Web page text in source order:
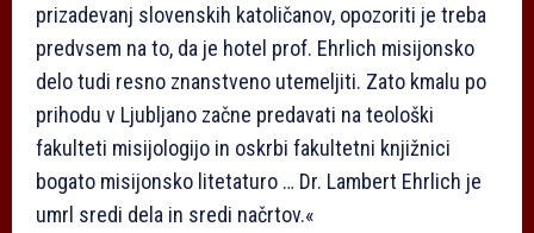
prizadevanj slovenskih katoličanov, opozoriti je treba
predvsem na to, da je hotel prof. Ehrlich misijonsko
delo tudi resno znanstveno utemeljiti. Zato kmalu po
prihodu v Ljubljano začne predavati na teološki
fakulteti misijologijo in oskrbi fakultetni knjižnici
bogato misijonsko litetaturo … Dr. Lambert Ehrlich je
umrl sredi dela in sredi načrtov.«